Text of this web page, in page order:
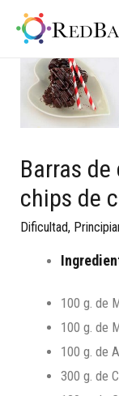
Barras
chips de
Dificultad,
100 g. de
100 g. de
100 g. de
300 g. de